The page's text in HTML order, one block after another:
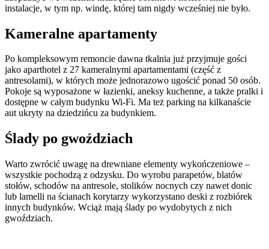
instalacje, w tym np. windę, której tam nigdy wcześniej nie było.
Kameralne apartamenty
Po kompleksowym remoncie dawna tkalnia już przyjmuje gości
jako aparthotel z 27 kameralnymi apartamentami (część z
antresolami), w których może jednorazowo ugościć ponad 50 osób.
Pokoje są wyposażone w łazienki, aneksy kuchenne, a także pralki i
dostępne w całym budynku Wi-Fi. Ma też parking na kilkanaście
aut ukryty na dziedzińcu za budynkiem.
Ślady po gwoździach
Warto zwrócić uwagę na drewniane elementy wykończeniowe –
wszystkie pochodzą z odzysku. Do wyrobu parapetów, blatów
stołów, schodów na antresole, stolików nocnych czy nawet donic
lub lamelli na ścianach korytarzy wykorzystano deski z rozbiórek
innych budynków. Wciąż mają ślady po wydobytych z nich
gwoździach.